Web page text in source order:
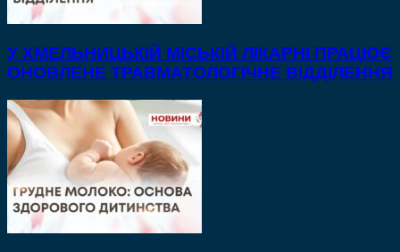
У ХМЕЛЬНИЦЬКІЙ МІСЬКІЙ ЛІКАРНІ ПРАЦЮЄ
ОНОВЛЕНЕ ТРАВМАТОЛОГІЧНЕ ВІДДІЛЕННЯ